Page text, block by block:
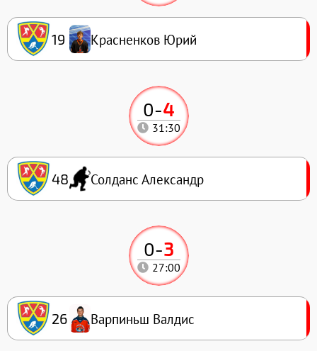
0-3
27:00
26 Варпиньш Валдис
0-4
31:30
48 Солданс Александр
19 Красненков Юрий